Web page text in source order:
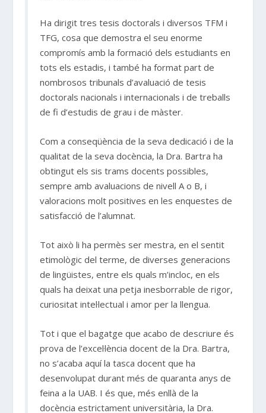
Ha dirigit tres tesis doctorals i diversos TFM i
TFG, cosa que demostra el seu enorme
compromís amb la formació dels estudiants en
tots els estadis, i també ha format part de
nombrosos tribunals d’avaluació de tesis
doctorals nacionals i internacionals i de treballs
de fi d’estudis de grau i de màster.
Com a conseqüència de la seva dedicació i de la
qualitat de la seva docència, la Dra. Bartra ha
obtingut els sis trams docents possibles,
sempre amb avaluacions de nivell A o B, i
valoracions molt positives en les enquestes de
satisfacció de l’alumnat.
Tot això li ha permès ser mestra, en el sentit
etimològic del terme, de diverses generacions
de lingüistes, entre els quals m’incloc, en els
quals ha deixat una petja inesborrable de rigor,
curiositat intel·lectual i amor per la llengua.
Tot i que el bagatge que acabo de descriure és
prova de l’excel·lència docent de la Dra. Bartra,
no s’acaba aquí la tasca docent que ha
desenvolupat durant més de quaranta anys de
feina a la UAB. I és que, més enllà de la
docència estrictament universitària, la Dra.